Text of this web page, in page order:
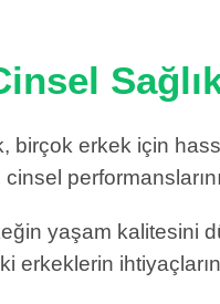
birçok erkek için
yaşam kalitesini
erkeklerin